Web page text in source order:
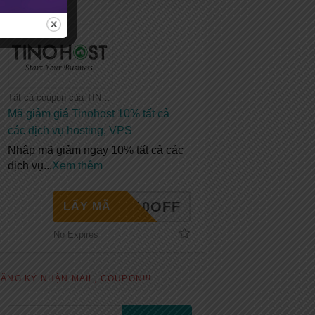
Mã giảm giá Tinohost 10% tất cả
các dịch vụ hosting, VPS
Nhập mã giảm ngay 10% tất cả các
dịch vụ...Xem thêm
INO10OFF
LẤY MÃ
No Expires
KÝ NHẬN MAIL, COUPON!!!